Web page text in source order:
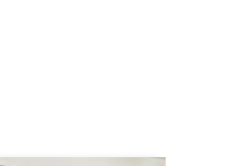
base de 54 commentaires : 4,98 sur 5